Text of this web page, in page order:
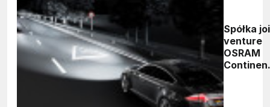
Spółka
venture
OSRAM